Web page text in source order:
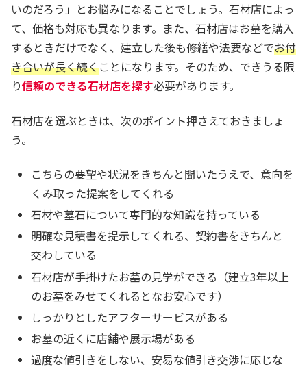
いのだろう」とお悩みになることでしょう。石材店によっ
て、価格も対応も異なります。また、石材店はお墓を購入
するときだけでなく、建立した後も修繕や法要などでお付
き合いが長く続くことになります。そのため、できうる限
り信頼のできる石材店を探す必要があります。
石材店を選ぶときは、次のポイント押さえておきましょ
う。
こちらの要望や状況をきちんと聞いたうえで、意向を
くみ取った提案をしてくれる
石材や墓石について専門的な知識を持っている
明確な見積書を提示してくれる、契約書をきちんと
交わしている
石材店が手掛けたお墓の見学ができる（建立3年以上
のお墓をみせてくれるとなお安心です）
しっかりとしたアフターサービスがある
お墓の近くに店舗や展示場がある
過度な値引きをしない、安易な値引き交渉に応じな